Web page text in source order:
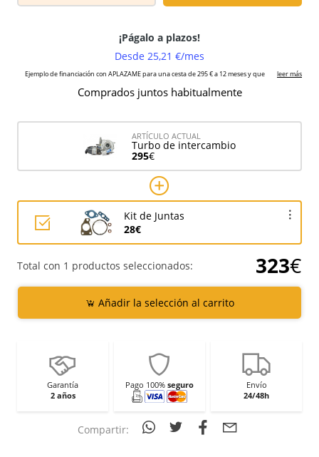
Comprados juntos habitualmente
ARTÍCULO ACTUAL
Turbo de intercambio
295€
Kit de Juntas
28€
Total con 1 productos seleccionados: 323€
Añadir la selección al carrito
Garantía
2 años
Pago 100% seguro
Envío
24/48h
Compartir: